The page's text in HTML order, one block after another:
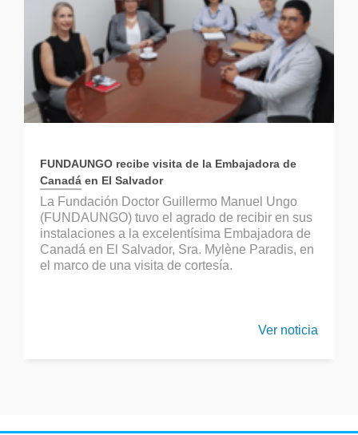
FUNDAUNGO recibe visita de la Embajadora de
Canadá en El Salvador
La Fundación Doctor Guillermo Manuel Ungo
(FUNDAUNGO) tuvo el agrado de recibir en sus
instalaciones a la excelentísima Embajadora de
Canadá en El Salvador, Sra. Mylène Paradis, en
el marco de una visita de cortesía.
Ver noticia